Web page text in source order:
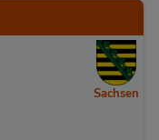
Sachsen